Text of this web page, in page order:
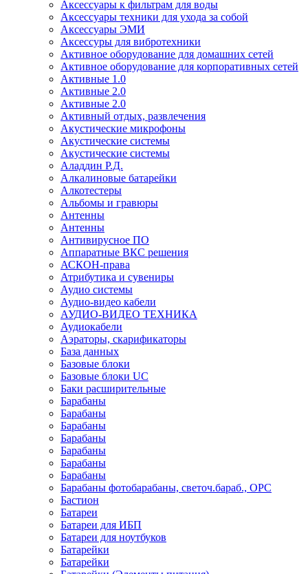
Аксессуары к фильтрам для воды
Аксессуары техники для ухода за собой
Аксессуары ЭМИ
Аксессуры для вибротехники
Активное оборудование для домашних сетей
Активное оборудование для корпоративных сетей
Активные 1.0
Активные 2.0
Активные 2.0
Активный отдых, развлечения
Акустические микрофоны
Акустические системы
Акустические системы
Аладдин Р.Д.
Алкалиновые батарейки
Алкотестеры
Альбомы и гравюры
Антенны
Антенны
Антивирусное ПО
Аппаратные ВКС решения
АСКОН-права
Атрибутика и сувениры
Аудио системы
Аудио-видео кабели
АУДИО-ВИДЕО ТЕХНИКА
Аудиокабели
Аэраторы, скарификаторы
База данных
Базовые блоки
Базовые блоки UC
Баки расширительные
Барабаны
Барабаны
Барабаны
Барабаны
Барабаны
Барабаны
Барабаны
Барабаны фотобарабаны, светоч.бараб., OPC
Бастион
Батареи
Батареи для ИБП
Батареи для ноутбуков
Батарейки
Батарейки